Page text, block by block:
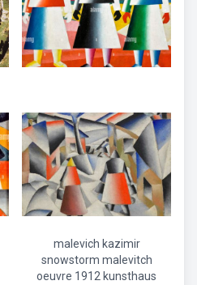
malevich kazimir
snowstorm malevitch
oeuvre 1912 kunsthaus